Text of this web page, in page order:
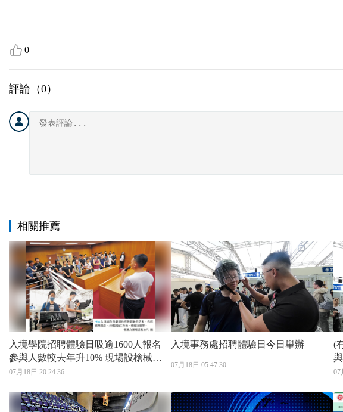
0
評論（0）
相關推薦
入境學院招聘體驗日吸逾1600人報名
參與人數較去年升10% 現場設槍械訓
練模擬法庭等
07月18日 20:24:36
入境事務處招聘體驗日今日舉辦
07月18日 05:47:30
(
07